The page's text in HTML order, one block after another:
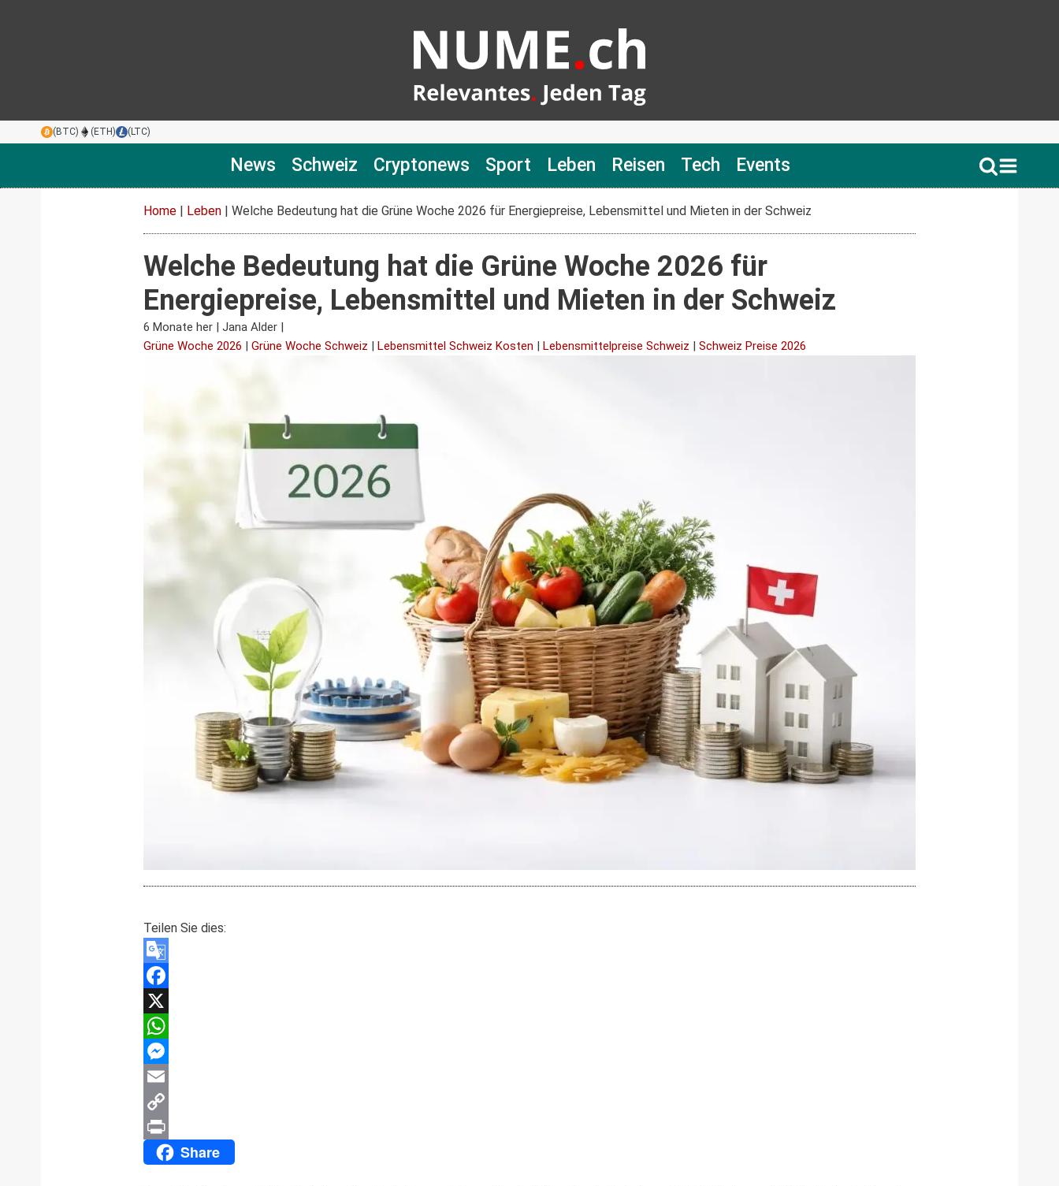
(BTC) (ETH) (LTC)
News Schweiz Cryptonews Sport Leben Reisen Tech Events
Home | Leben | Welche Bedeutung hat die Grüne Woche 2026 für Energiepreise, Lebensmittel und Mieten in der Schweiz
Welche Bedeutung hat die Grüne Woche 2026 für
Energiepreise, Lebensmittel und Mieten in der Schweiz
6 Monate her | Jana Alder |
Grüne Woche 2026 | Grüne Woche Schweiz | Lebensmittel Schweiz Kosten | Lebensmittelpreise Schweiz | Schweiz Preise 2026
Teilen Sie dies:
Google
Translate
Facebook
X
WhatsApp
Messenger
Email
Copy
Link
Print Share